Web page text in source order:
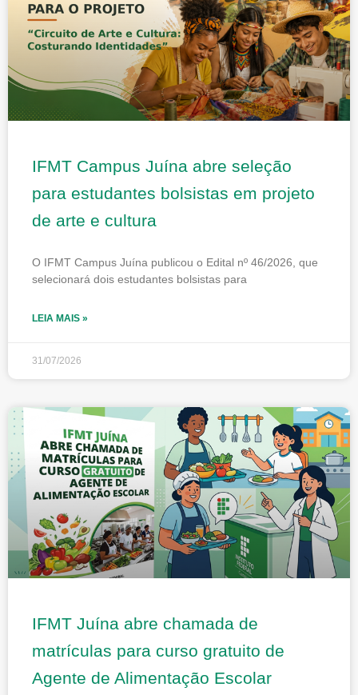
IFMT Campus Juína abre seleção
para estudantes bolsistas em projeto
de arte e cultura
O IFMT Campus Juína publicou o Edital nº 46/2026, que
selecionará dois estudantes bolsistas para
LEIA MAIS »
31/07/2026
IFMT Juína abre chamada de
matrículas para curso gratuito de
Agente de Alimentação Escolar